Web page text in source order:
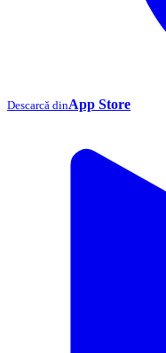
Descarcă dinApp Store